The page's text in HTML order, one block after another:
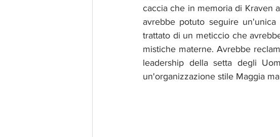
caccia che in memoria di Kraven
avrebbe potuto seguire
trattato di un meticcio che
mistiche materne. Avrebbe
leadership della setta degli
un'organizzazione stile Maggia